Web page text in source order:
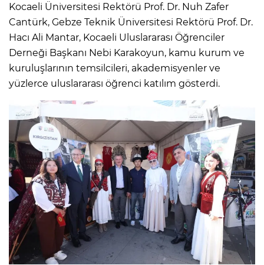
Kocaeli Üniversitesi Rektörü Prof. Dr. Nuh Zafer
Cantürk, Gebze Teknik Üniversitesi Rektörü Prof. Dr.
Hacı Ali Mantar, Kocaeli Uluslararası Öğrenciler
Derneği Başkanı Nebi Karakoyun, kamu kurum ve
kuruluşlarının temsilcileri, akademisyenler ve
yüzlerce uluslararası öğrenci katılım gösterdi.